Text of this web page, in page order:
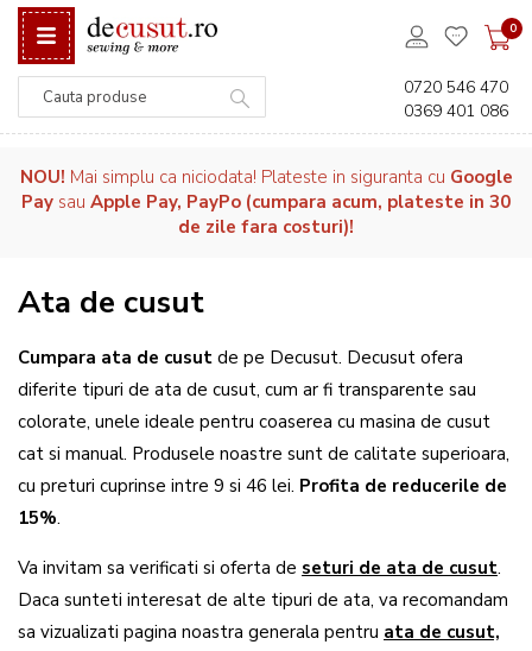
0
0720 546 470
0369 401 086
NOU! Mai simplu ca niciodata! Plateste in siguranta cu Google
Pay sau Apple Pay, PayPo (cumpara acum, plateste in 30
de zile fara costuri)!
Ata de cusut
Cumpara ata de cusut de pe Decusut. Decusut ofera
diferite tipuri de ata de cusut, cum ar fi transparente sau
colorate, unele ideale pentru coaserea cu masina de cusut
cat si manual. Produsele noastre sunt de calitate superioara,
cu preturi cuprinse intre 9 si 46 lei. Profita de reducerile de
15%.
Va invitam sa verificati si oferta de seturi de ata de cusut.
Daca sunteti interesat de alte tipuri de ata, va recomandam
sa vizualizati pagina noastra generala pentru ata de cusut,